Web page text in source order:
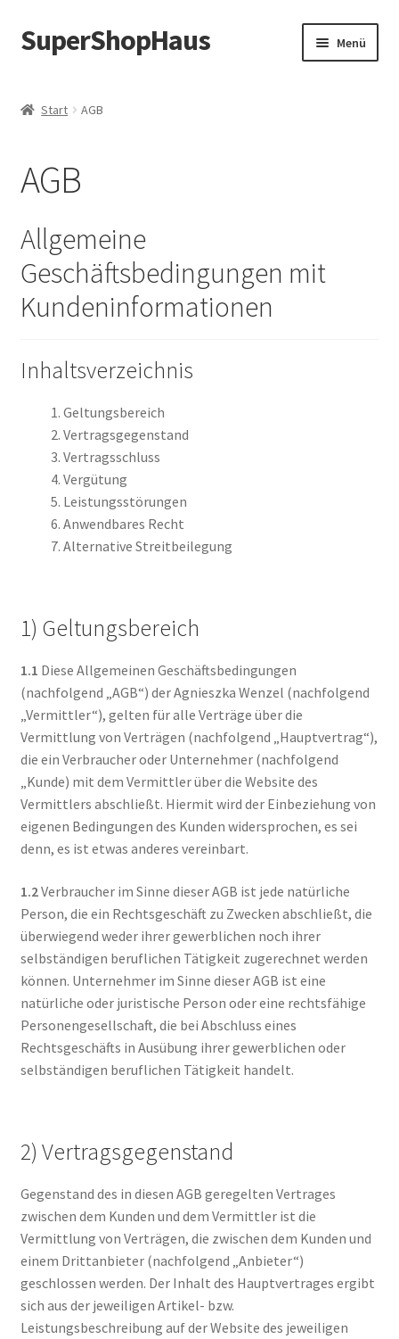
Zur
Navigation
Zum
Inhalt
SuperShopHaus Menü
Start AGB
AGB
Allgemeine
Geschäftsbedingungen mit
Kundeninformationen
Inhaltsverzeichnis
Geltungsbereich
Vertragsgegenstand
Vertragsschluss
Vergütung
Leistungsstörungen
Anwendbares Recht
Alternative Streitbeilegung
1) Geltungsbereich
1.1 Diese Allgemeinen Geschäftsbedingungen
(nachfolgend „AGB“) der Agnieszka Wenzel (nachfolgend
„Vermittler“), gelten für alle Verträge über die
Vermittlung von Verträgen (nachfolgend „Hauptvertrag“),
die ein Verbraucher oder Unternehmer (nachfolgend
„Kunde) mit dem Vermittler über die Website des
Vermittlers abschließt. Hiermit wird der Einbeziehung von
eigenen Bedingungen des Kunden widersprochen, es sei
denn, es ist etwas anderes vereinbart.
1.2Verbraucher im Sinne dieser AGB ist jede natürliche
Person, die ein Rechtsgeschäft zu Zwecken abschließt, die
überwiegend weder ihrer gewerblichen noch ihrer
selbständigen beruflichen Tätigkeit zugerechnet werden
können. Unternehmer im Sinne dieser AGB ist eine
natürliche oder juristische Person oder eine rechtsfähige
Personengesellschaft, die bei Abschluss eines
Rechtsgeschäfts in Ausübung ihrer gewerblichen oder
selbständigen beruflichen Tätigkeit handelt.
2) Vertragsgegenstand
Gegenstand des in diesen AGB geregelten Vertrages
zwischen dem Kunden und dem Vermittler ist die
Vermittlung von Verträgen, die zwischen dem Kunden und
einem Drittanbieter (nachfolgend „Anbieter“)
geschlossen werden. Der Inhalt des Hauptvertrages ergibt
sich aus der jeweiligen Artikel- bzw.
Leistungsbeschreibung auf der Website des jeweiligen